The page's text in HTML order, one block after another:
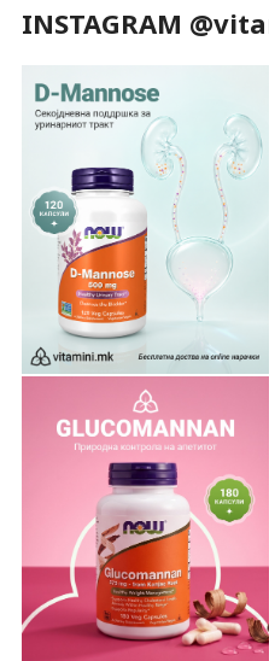
INSTAGRAM